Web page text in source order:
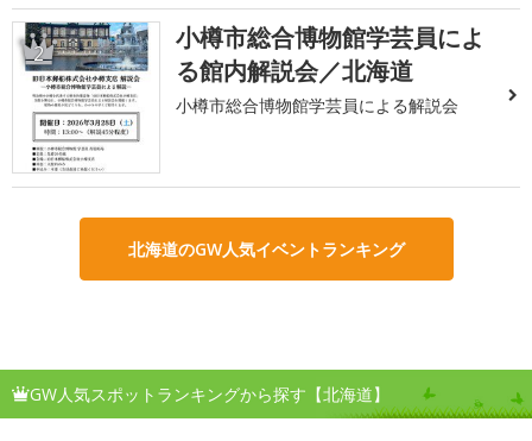
2
小樽市総合博物館学芸員によ
る館内解説会／北海道
小樽市総合博物館学芸員による解説会
北海道のGW人気イベントランキング
GW人気スポットランキングから探す【北海道】